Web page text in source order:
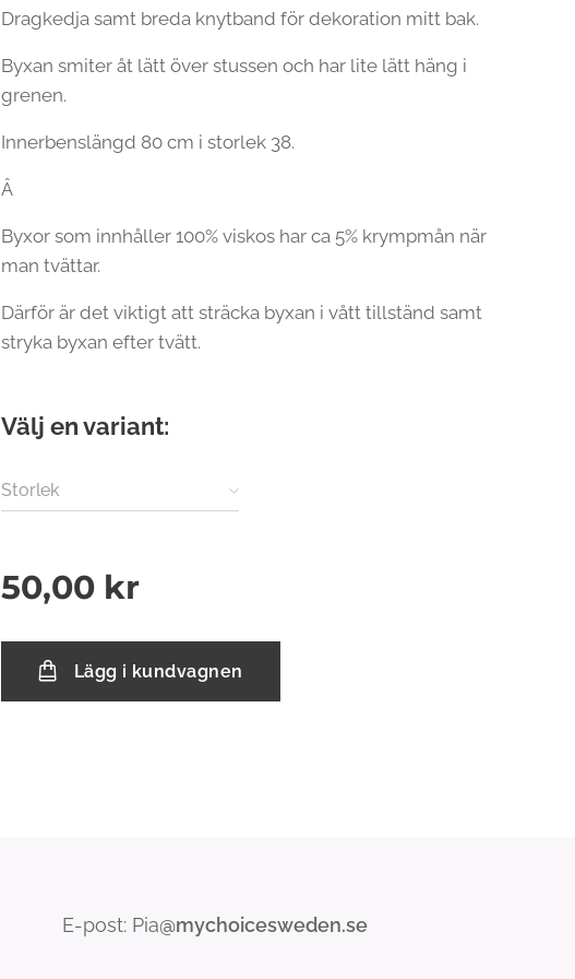
Dragkedja samt breda knytband för dekoration mitt bak.
Byxan smiter åt lätt över stussen och har lite lätt häng i
grenen.
Innerbenslängd 80 cm i storlek 38.
Â
Byxor som innhåller 100% viskos har ca 5% krympmån när
man tvättar.
Därför är det viktigt att sträcka byxan i vått tillständ samt
stryka byxan efter tvätt.
Välj en variant:
Storlek
50,00 kr
Lägg i kundvagnen
E-post: Pia@mychoicesweden.se